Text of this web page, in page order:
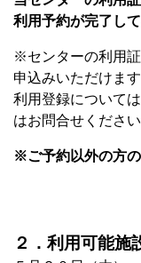
利用予約が完了し
※センターの利用
申込みいただけます
利用登録について
はお問合せください
※ご予約以外の方の
２．利用可能施